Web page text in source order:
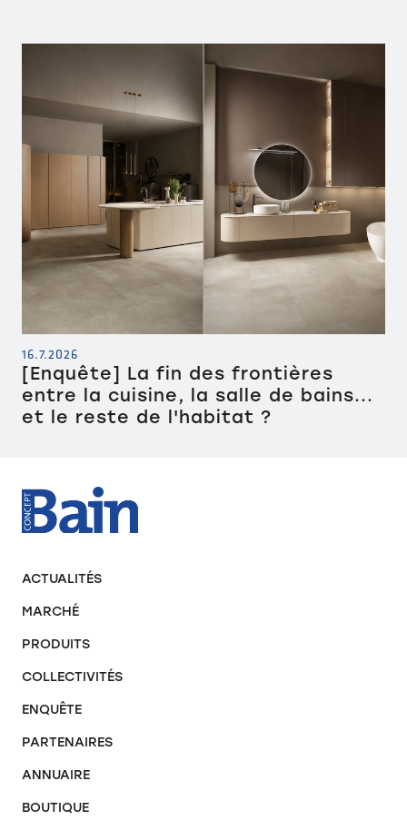
16.7.2026
[Enquête] La fin des frontières
entre la cuisine, la salle de bains...
et le reste de l'habitat ?
ACTUALITÉS
MARCHÉ
PRODUITS
COLLECTIVITÉS
ENQUÊTE
PARTENAIRES
ANNUAIRE
BOUTIQUE